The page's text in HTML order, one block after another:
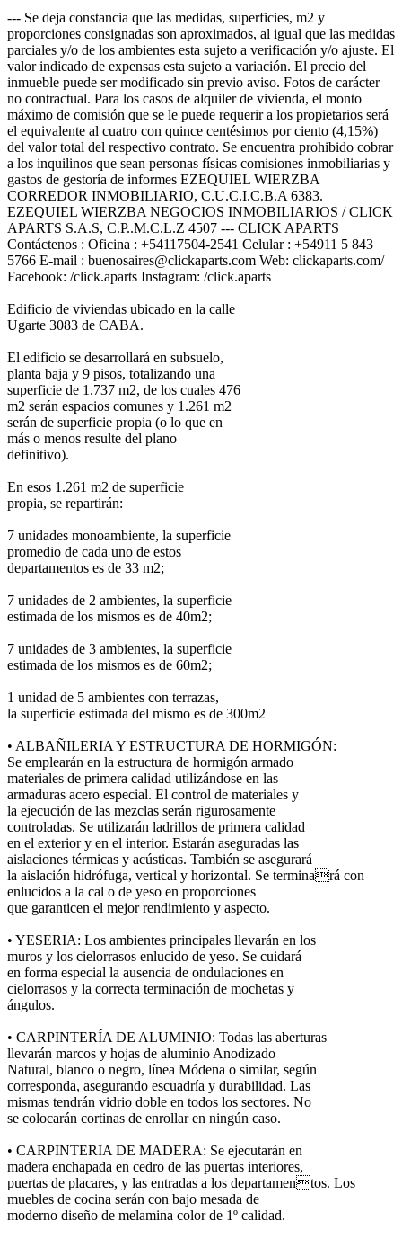
--- Se deja constancia que las medidas, superficies, m2 y
proporciones consignadas son aproximados, al igual que las medidas
parciales y/o de los ambientes esta sujeto a verificación y/o ajuste. El
valor indicado de expensas esta sujeto a variación. El precio del
inmueble puede ser modificado sin previo aviso. Fotos de carácter
no contractual. Para los casos de alquiler de vivienda, el monto
máximo de comisión que se le puede requerir a los propietarios será
el equivalente al cuatro con quince centésimos por ciento (4,15%)
del valor total del respectivo contrato. Se encuentra prohibido cobrar
a los inquilinos que sean personas físicas comisiones inmobiliarias y
gastos de gestoría de informes EZEQUIEL WIERZBA
CORREDOR INMOBILIARIO, C.U.C.I.C.B.A 6383.
EZEQUIEL WIERZBA NEGOCIOS INMOBILIARIOS / CLICK
APARTS S.A.S, C.P..M.C.L.Z 4507 --- CLICK APARTS
Contáctenos : Oficina : +54117504-2541 Celular : +54911 5 843
5766 E-mail : buenosaires@clickaparts.com Web: clickaparts.com/
Facebook: /click.aparts Instagram: /click.aparts
Edificio de viviendas ubicado en la calle
Ugarte 3083 de CABA.
El edificio se desarrollará en subsuelo,
planta baja y 9 pisos, totalizando una
superficie de 1.737 m2, de los cuales 476
m2 serán espacios comunes y 1.261 m2
serán de superficie propia (o lo que en
más o menos resulte del plano
definitivo).
En esos 1.261 m2 de superficie
propia, se repartirán:
7 unidades monoambiente, la superficie
promedio de cada uno de estos
departamentos es de 33 m2;
7 unidades de 2 ambientes, la superficie
estimada de los mismos es de 40m2;
7 unidades de 3 ambientes, la superficie
estimada de los mismos es de 60m2;
1 unidad de 5 ambientes con terrazas,
la superficie estimada del mismo es de 300m2
• ALBAÑILERIA Y ESTRUCTURA DE HORMIGÓN:
Se emplearán en la estructura de hormigón armado
materiales de primera calidad utilizándose en las
armaduras acero especial. El control de materiales y
la ejecución de las mezclas serán rigurosamente
controladas. Se utilizarán ladrillos de primera calidad
en el exterior y en el interior. Estarán aseguradas las
aislaciones térmicas y acústicas. También se asegurará
la aislación hidrófuga, vertical y horizontal. Se terminará con
enlucidos a la cal o de yeso en proporciones
que garanticen el mejor rendimiento y aspecto.
• YESERIA: Los ambientes principales llevarán en los
muros y los cielorrasos enlucido de yeso. Se cuidará
en forma especial la ausencia de ondulaciones en
cielorrasos y la correcta terminación de mochetas y
ángulos.
• CARPINTERÍA DE ALUMINIO: Todas las aberturas
llevarán marcos y hojas de aluminio Anodizado
Natural, blanco o negro, línea Módena o similar, según
corresponda, asegurando escuadría y durabilidad. Las
mismas tendrán vidrio doble en todos los sectores. No
se colocarán cortinas de enrollar en ningún caso.
• CARPINTERIA DE MADERA: Se ejecutarán en
madera enchapada en cedro de las puertas interiores,
puertas de placares, y las entradas a los departamentos. Los
muebles de cocina serán con bajo mesada de
moderno diseño de melamina color de 1º calidad.